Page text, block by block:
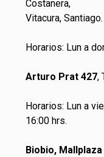
Costanera,
Vitacura, Santiago.
Horarios: Lun a
Arturo Prat 427,
Horarios: Lun a
16:00 hrs.
Biobio, Mallplaza